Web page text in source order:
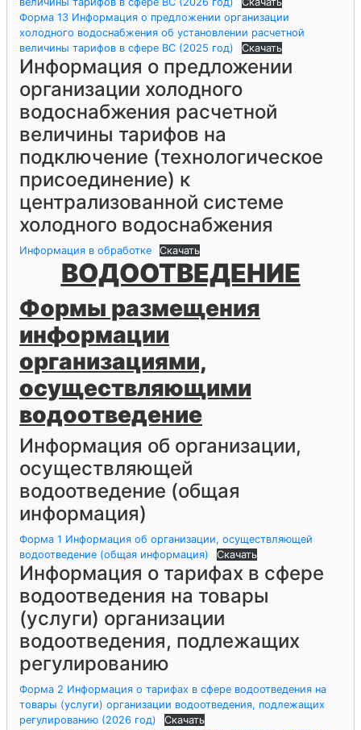
Форма 13 Информация о предложении организации
холодного водоснабжения об установлении расчетной
величины тарифов в сфере ВС (2025 год)
Скачать
Информация о предложении
организации холодного
водоснабжения расчетной
величины тарифов на
подключение (технологическое
присоединение) к
централизованной системе
холодного водоснабжения
Информация в обработке Скачать
ВОДООТВЕДЕНИЕ
Формы размещения
информации
организациями,
осуществляющими
водоотведение
Информация об организации,
осуществляющей
водоотведение (общая
информация)
Форма 1 Информация об организации, осуществляющей
водоотведение (общая информация)
Скачать
Информация о тарифах в сфере
водоотведения на товары
(услуги) организации
водоотведения, подлежащих
регулированию
Форма 2 Информация о тарифах в сфере водоотведения на
товары (услуги) организации водоотведения, подлежащих
регулированию (2026 год)
Скачать